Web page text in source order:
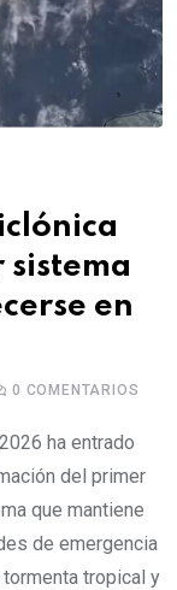
en
0 COMENTARIOS
ha entrado
del primer
que mantiene
de emergencia
tropical y